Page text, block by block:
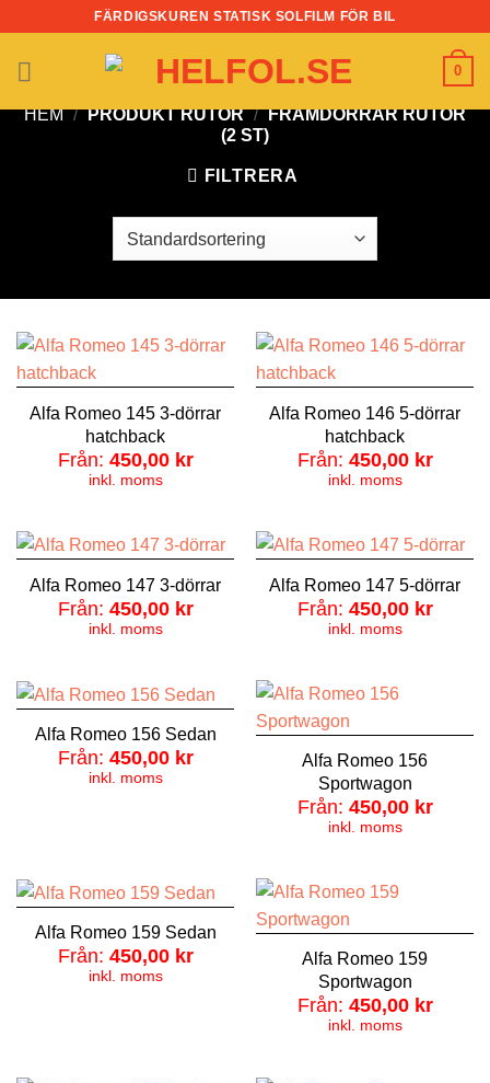
content
FÄRDIGSKUREN STATISK SOLFILM FÖR BIL
0
HEM / PRODUKT RUTOR / FRAMDÖRRAR RUTOR
(2 ST)
FILTRERA
Alfa Romeo 145 3-dörrar
hatchback
Från: 450,00 kr
inkl. moms
Alfa Romeo 146 5-dörrar
hatchback
Från: 450,00 kr
inkl. moms
Alfa Romeo 147 3-dörrar
Från: 450,00 kr
inkl. moms
Alfa Romeo 147 5-dörrar
Från: 450,00 kr
inkl. moms
Alfa Romeo 156 Sedan
Från: 450,00 kr
inkl. moms
Alfa Romeo 156
Sportwagon
Från: 450,00 kr
inkl. moms
Alfa Romeo 159 Sedan
Från: 450,00 kr
inkl. moms
Alfa Romeo 159
Sportwagon
Från: 450,00 kr
inkl. moms